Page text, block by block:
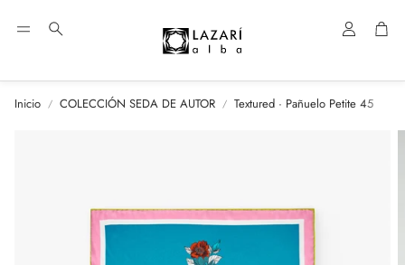
Buscar Cuenta
Inicio COLECCIÓN SEDA DE AUTOR Textured · Pañuelo Petite 45